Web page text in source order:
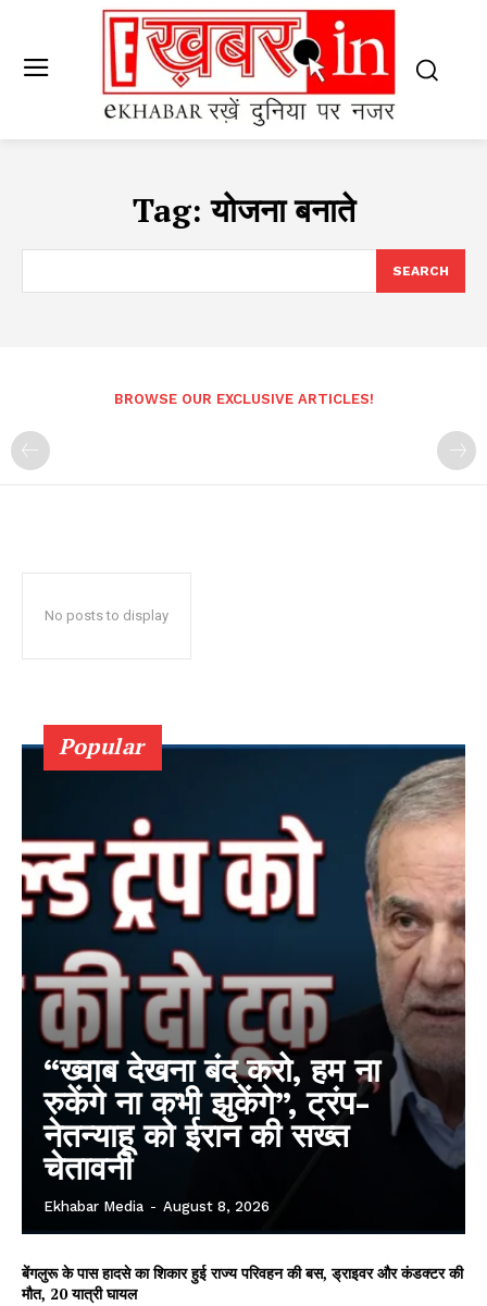
Tag:योजना बनाते
SEARCH
BROWSE OUR EXCLUSIVE ARTICLES!
No posts to display
Popular
“ख्वाब देखना बंद करो, हम ना
रुकेंगे ना कभी झुकेंगे”, ट्रंप-
नेतन्याहू को ईरान की सख्त
चेतावनी
Ekhabar Media - August 8, 2026
बेंगलुरू के पास हादसे का शिकार हुई राज्य परिवहन की बस, ड्राइवर और कंडक्टर की
मौत, 20 यात्री घायल